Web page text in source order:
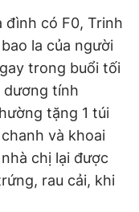
đình có F0, Trinh
la của người
trong buổi tối
dương tính
tặng 1 túi
và khoai
chị lại được
rau cải, khi